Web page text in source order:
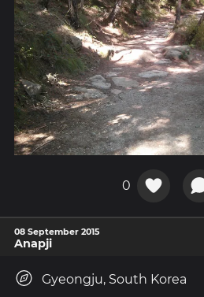
0
08 September 2015
Anapji
Gyeongju, South Korea